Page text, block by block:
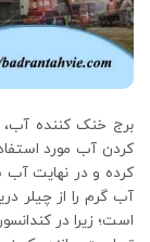
برج خنک کننده آب،
کردن آب مورد
کرده و در نهایت آب
آب گرم را از چیلر
است؛ زیرا در